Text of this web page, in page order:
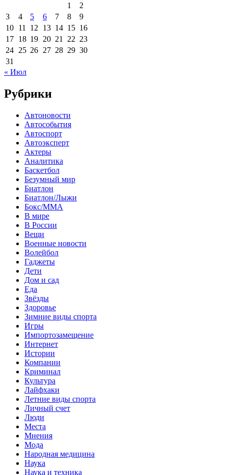
1
2
3
4 5 6 7 8
9
10 11 12 13 14 15 16
17 18 19 20 21 22 23
24 25 26 27 28 29 30
31
« Июл
Рубрики
Автоновости
Автособытия
Автоспорт
Автоэксперт
Актеры
Аналитика
Баскетбол
Безумный мир
Биатлон
Биатлон/Лыжи
Бокс/MMA
В мире
В России
Вещи
Военные новости
Волейбол
Гаджеты
Дети
Дом и сад
Еда
Звёзды
Здоровье
Зимние виды спорта
Игры
Импортозамещение
Интернет
Истории
Компании
Криминал
Культура
Лайфхаки
Летние виды спорта
Личный счет
Люди
Места
Мнения
Мода
Народная медицина
Наука
Наука и техника